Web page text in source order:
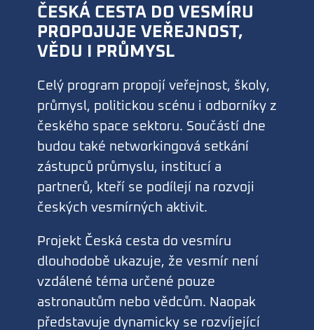
ČESKÁ CESTA DO VESMÍRU
PROPOJUJE VEŘEJNOST,
VĚDU I PRŮMYSL
Celý program propojí veřejnost, školy,
průmysl, politickou scénu i odborníky z
českého space sektoru. Součástí dne
budou také networkingová setkání
zástupců průmyslu, institucí a
partnerů, kteří se podílejí na rozvoji
českých vesmírných aktivit.
Projekt Česká cesta do vesmíru
dlouhodobě ukazuje, že vesmír není
vzdálené téma určené pouze
astronautům nebo vědcům. Naopak
představuje dynamicky se rozvíjející